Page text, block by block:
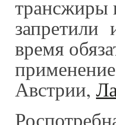
запретили
время
Австрии,